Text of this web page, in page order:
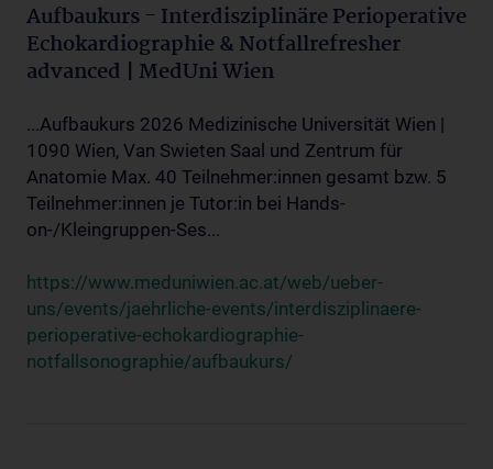
Aufbaukurs - Interdisziplinäre Perioperative
Echokardiographie & Notfallrefresher
advanced | MedUni Wien
...Aufbaukurs 2026 Medizinische Universität Wien |
1090 Wien, Van Swieten Saal und Zentrum für
Anatomie Max. 40 Teilnehmer:innen gesamt bzw. 5
Teilnehmer:innen je Tutor:in bei Hands-
on-/Kleingruppen-Ses...
https://www.meduniwien.ac.at/web/ueber-
uns/events/jaehrliche-events/interdisziplinaere-
perioperative-echokardiographie-
notfallsonographie/aufbaukurs/